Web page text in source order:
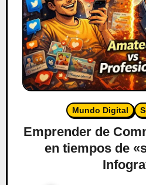
Mundo Digital
Emprender de
en tiempos de